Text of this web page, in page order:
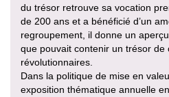
du trésor retrouve sa vocation
de 200 ans et a bénéficié d’un
regroupement, il donne un
que pouvait contenir un trésor
révolutionnaires.
Dans la politique de mise en
exposition thématique annuelle